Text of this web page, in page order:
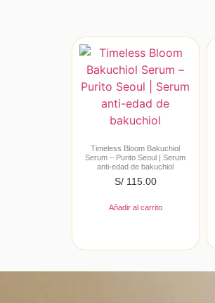
Timeless Bloom Bakuchiol
Serum – Purito Seoul | Serum
anti-edad de bakuchiol
S/115.00
Añadir al carrito